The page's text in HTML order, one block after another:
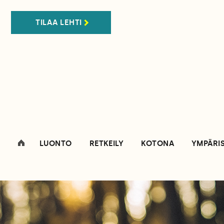
TILAA LEHTI
LUONTO RETKEILY KOTONA